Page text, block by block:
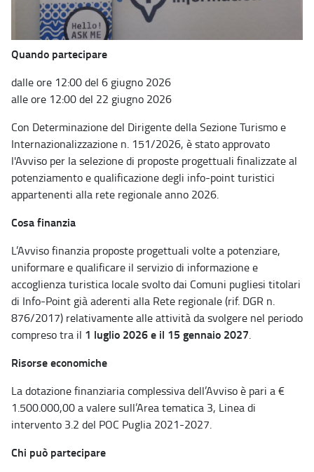
Quando partecipare
dalle ore 12:00 del 6 giugno 2026
alle ore 12:00 del 22 giugno 2026
Con Determinazione del Dirigente della Sezione Turismo e
Internazionalizzazione n. 151/2026, è stato approvato
l'Avviso per la selezione di proposte progettuali finalizzate al
potenziamento e qualificazione degli info-point turistici
appartenenti alla rete regionale anno 2026.
Cosa finanzia
L’Avviso finanzia proposte progettuali volte a potenziare,
uniformare e qualificare il servizio di informazione e
accoglienza turistica locale svolto dai Comuni pugliesi titolari
di Info-Point già aderenti alla Rete regionale (rif. DGR n.
876/2017) relativamente alle attività da svolgere nel periodo
compreso tra il 1 luglio 2026 e il 15 gennaio 2027.
Risorse economiche
La dotazione finanziaria complessiva dell’Avviso è pari a €
1.500.000,00 a valere sull’Area tematica 3, Linea di
intervento 3.2 del POC Puglia 2021-2027.
Chi può partecipare